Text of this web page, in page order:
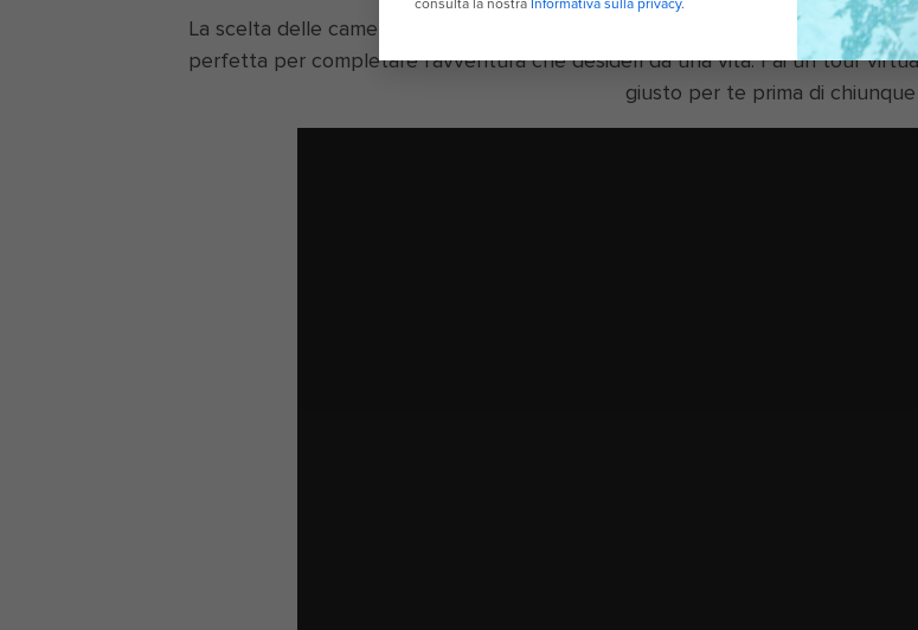
La scelta delle camere è davvero incredibile. Dalle romantiche camere per
perfetta per completare l'avventura che desideri da una vita. Fai un tour
giusto per te prima di